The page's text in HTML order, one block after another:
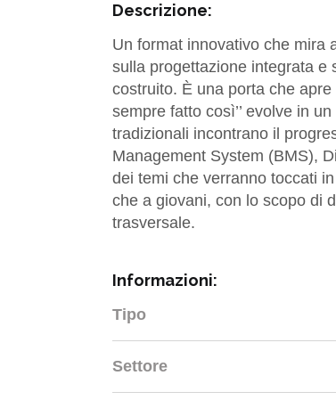
Descrizione:
Un format innovativo che mira
sulla progettazione integrata e
costruito. È una porta che apre
sempre fatto così’’ evolve in
tradizionali incontrano il
Management System (BMS),
dei temi che verranno toccati
che a giovani, con lo scopo di
trasversale.
Informazioni:
Tipo
Settore